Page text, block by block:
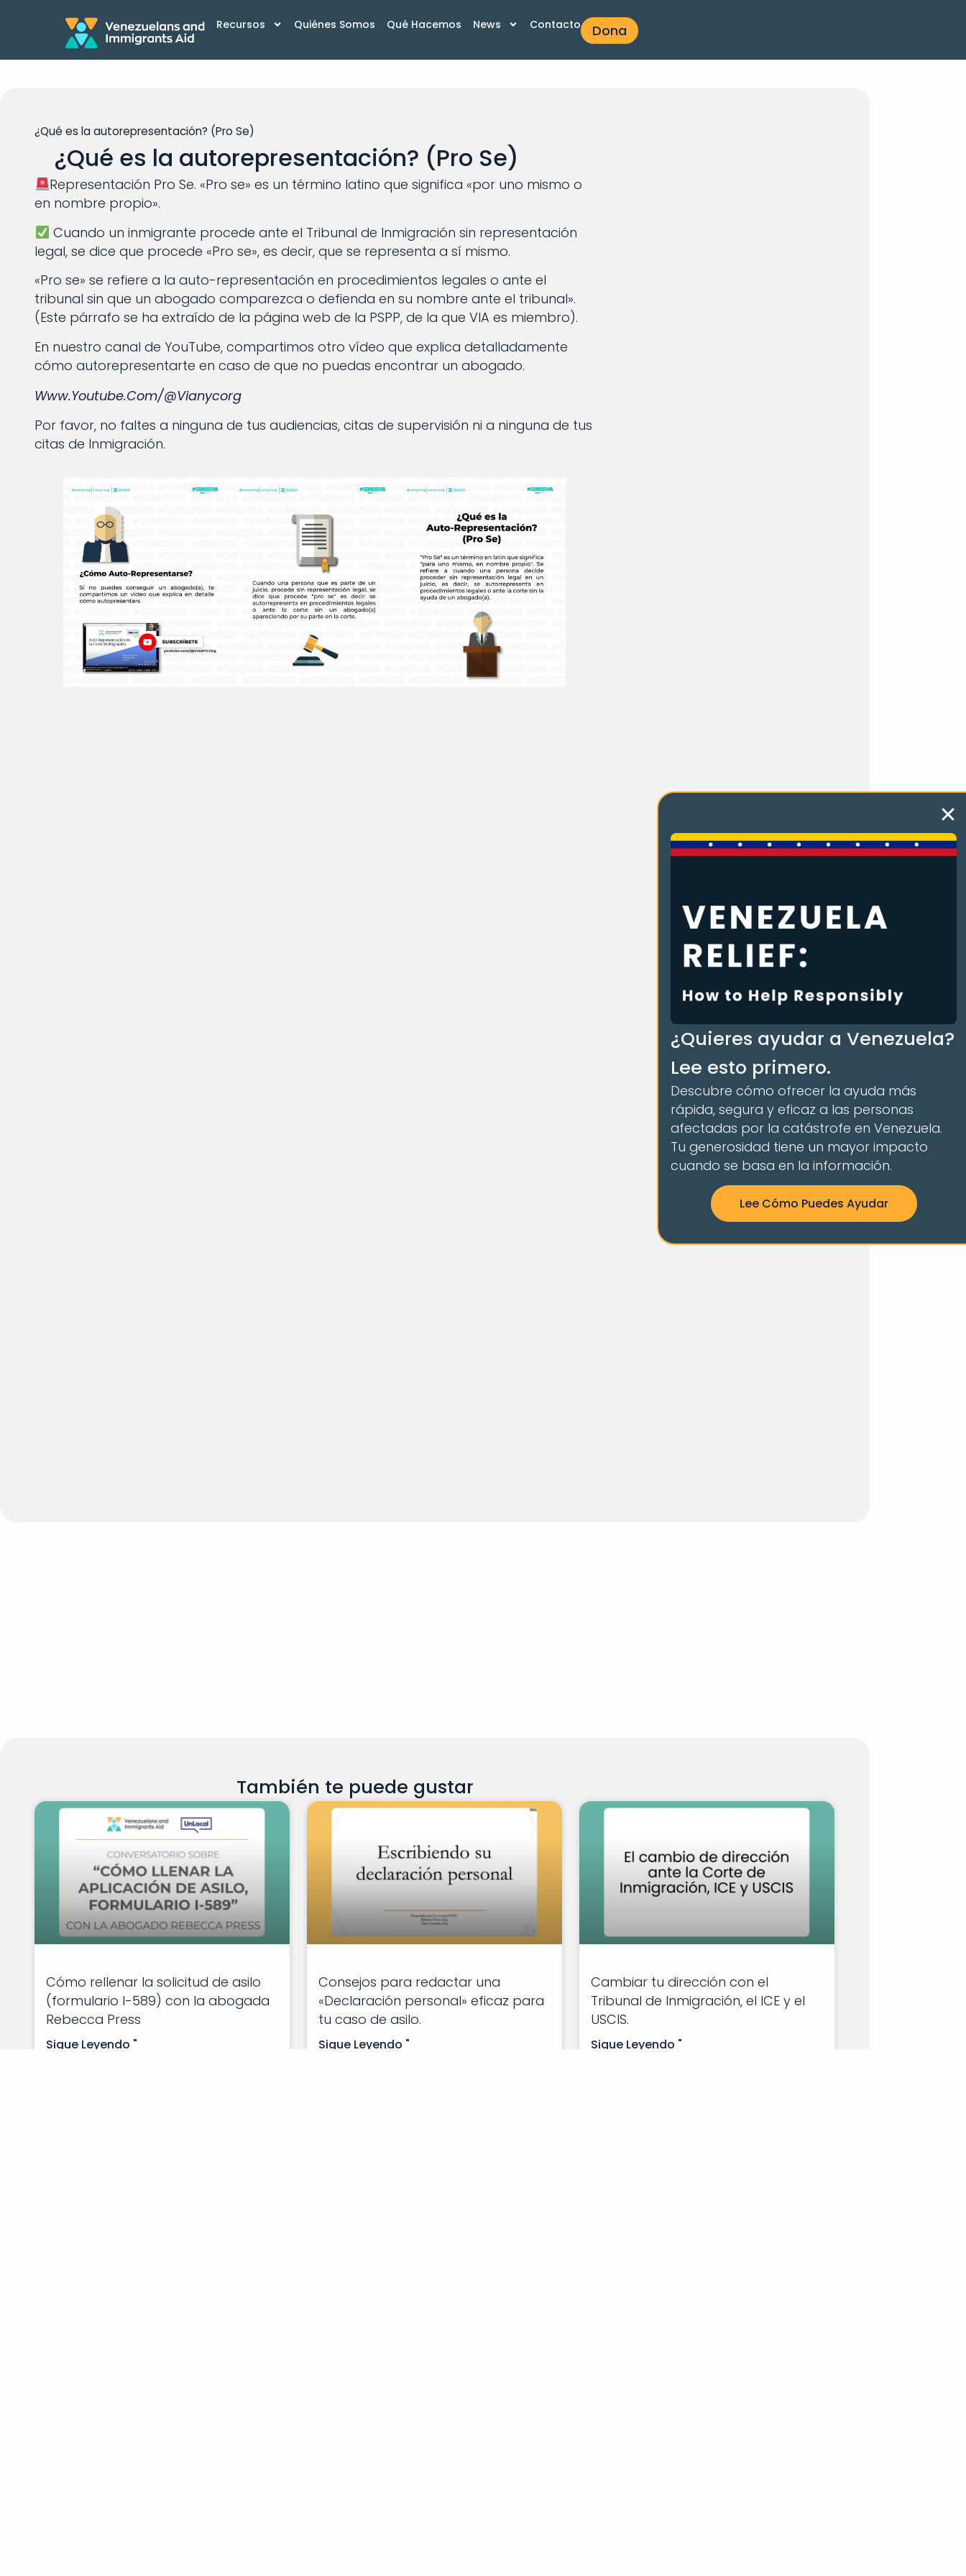
Recursos Quiénes Somos Qué Hacemos News Contacto Dona
¿Qué es la autorepresentación? (Pro Se)
¿Qué es la autorepresentación? (Pro Se)
Representación Pro Se. «Pro se» es un término latino que significa «por uno mismo o
en nombre propio».
Cuando un inmigrante procede ante el Tribunal de Inmigración sin representación
legal, se dice que procede «Pro se», es decir, que se representa a sí mismo.
«Pro se» se refiere a la auto-representación en procedimientos legales o ante el
tribunal sin que un abogado comparezca o defienda en su nombre ante el tribunal».
(Este párrafo se ha extraído de la página web de la PSPP, de la que VIA es miembro).
En nuestro canal de YouTube, compartimos otro vídeo que explica detalladamente
cómo autorepresentarte en caso de que no puedas encontrar un abogado.
Www.youtube.com/@vianycorg
Por favor, no faltes a ninguna de tus audiencias, citas de supervisión ni a ninguna de tus
citas de Inmigración.
También te puede gustar
Cómo rellenar la solicitud de asilo
(formulario I-589) con la abogada
Rebecca Press
Sigue Leyendo "
Consejos para redactar una
«Declaración personal» eficaz para
tu caso de asilo.
Sigue Leyendo "
Cambiar tu dirección con el
Tribunal de Inmigración, el ICE y el
USCIS.
Sigue Leyendo "
¿Quieres ayudar a Venezuela?
Lee esto primero.
Descubre cómo ofrecer la ayuda más
rápida, segura y eficaz a las personas
afectadas por la catástrofe en Venezuela.
Tu generosidad tiene un mayor impacto
cuando se basa en la información.
Lee Cómo Puedes Ayudar